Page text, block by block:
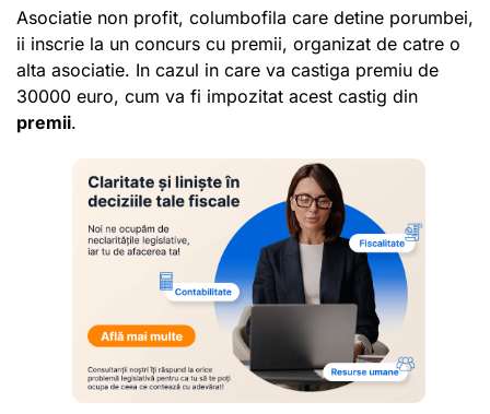
Asociatie non profit, columbofila care detine porumbei,
ii inscrie la un concurs cu premii, organizat de catre o
alta asociatie. In cazul in care va castiga premiu de
30000 euro, cum va fi impozitat acest castig din
premii.